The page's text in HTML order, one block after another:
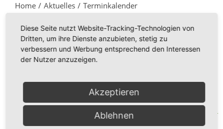
Home Aktuelles Terminkalender
24.12.2026
Gottesdienst Heilig
Abend
Veranstalter:
Evang. Kirche
Diese Seite nutzt Website-Tracking-Technologien von
Dritten, um ihre Dienste anzubieten, stetig zu
verbessern und Werbung entsprechend den Interessen
der Nutzer anzuzeigen.
Akzeptieren
Ablehnen